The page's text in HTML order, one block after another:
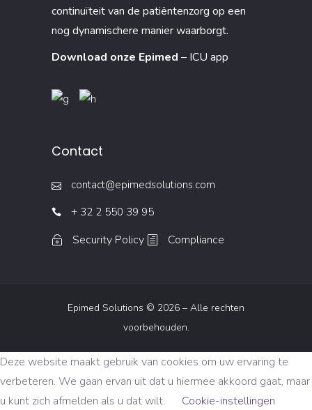
continuïteit van de patiëntenzorg op een
nog dynamischere manier waarborgt.
Download onze Epimed – ICU app
Contact
contact@epimedsolutions.com
+ 32 2 550 39 95
Security Policy Compliance
Epimed Solutions © 2026 – Alle rechten
voorbehouden.
Deze website maakt gebruik van cookies om uw ervaring te
verbeteren. We gaan ervan uit dat u hiermee akkoord gaat, maar
u kunt zich afmelden als u dat wilt.
Cookie-instellingen